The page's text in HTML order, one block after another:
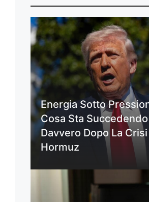
Energia Sotto
Cosa Sta Succedendo
Davvero Dopo La Crisi
Hormuz